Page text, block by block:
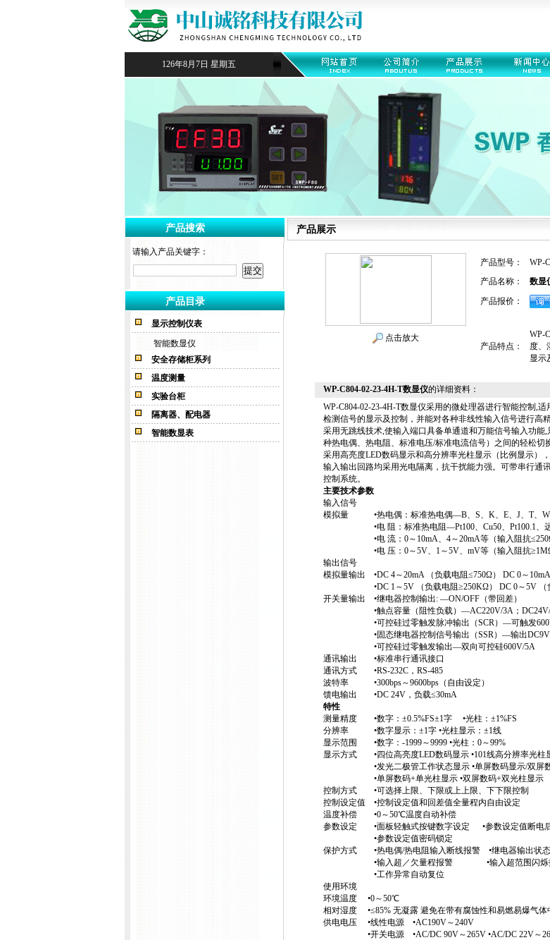
126年8月7日 星期五
产品搜索
请输入产品关键字：
产品目录
显示控制仪表
智能数显仪
安全存储柜系列
温度测量
实验台柜
隔离器、配电器
智能数显表
产品展示
点击放大
产品型号：
WP-
产品名称：
数显
产品报价：
产品特点：
WP-
度、
显示
WP-C804-02-23-4H-T数显仪的详细资料：
WP-C804-02-23-4H-T数显仪采用的微处理器进行智能控制,
检测信号的显示及控制，并能对各种非线性输入信号进行高精
采用无跳线技术,使输入端口具备单通道和万能信号输入功
种热电偶、热电阻、标准电压/标准电流信号）之间的轻松切
采用高亮度LED数码显示和高分辨率光柱显示（比例显示）
输入输出回路均采用光电隔离，抗干扰能力强。可带串行通
控制系统。
主要技术参数
输入信号
模拟量 •热电偶：标准热电偶—B、S、K、E、J、T、
•电 阻：标准热电阻—Pt100、Cu50、Pt100.1、远
•电 流：0～10mA、4～20mA等（输入阻抗≤250Ω
•电 压：0～5V、1～5V、mV等（输入阻抗≥1MΩ
输出信号
模拟量输出 •DC 4～20mA （负载电阻≤750Ω） DC 0～
•DC 1～5V （负载电阻≥250KΩ） DC 0～5V （负
开关量输出 •继电器控制输出: —ON/OFF（带回差）
•触点容量（阻性负载）—AC220V/3A；DC24V/
•可控硅过零触发脉冲输出（SCR）—可触发
•固态继电器控制信号输出（SSR）—输出DC9V/
•可控硅过零触发输出—双向可控硅600V/5A
通讯输出 •标准串行通讯接口
通讯方式 •RS-232C，RS-485
波特率 •300bps～9600bps（自由设定）
馈电输出 •DC 24V，负载≤30mA
特性
测量精度 •数字：±0.5%FS±1字 •光柱：±1%FS
分辨率 •数字显示：±1字 •光柱显示：±1线
显示范围 •数字：-1999～9999 •光柱：0～99%
显示方式 •四位高亮度LED数码显示 •101线高分辨率光柱
•发光二极管工作状态显示 •单屏数码显示/双屏数
•单屏数码+单光柱显示 •双屏数码+双光柱显示
控制方式 •可选择上限、下限或上上限、下下限控制
控制设定值 •控制设定值和回差值全量程内自由设定
温度补偿 •0～50℃温度自动补偿
参数设定 •面板轻触式按键数字设定 •参数设定值断电
•参数设定值密码锁定
保护方式 •热电偶/热电阻输入断线报警 •继电器输出状
•输入超／欠量程报警 •输入超范围闪烁
•工作异常自动复位
使用环境
环境温度 •0～50℃
相对湿度 •≤85% 无凝露 避免在带有腐蚀性和易燃易爆气体
供电电压 •线性电源 •AC190V～240V
•开关电源 •AC/DC 90V～265V •AC/DC 22V～